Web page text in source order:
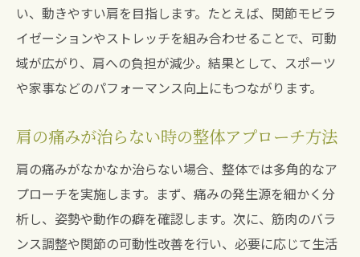
い、動きやすい肩を目指します。たとえば、関節モビラ
イゼーションやストレッチを組み合わせることで、可動
域が広がり、肩への負担が減少。結果として、スポーツ
や家事などのパフォーマンス向上にもつながります。
肩の痛みが治らない時の整体アプローチ方法
肩の痛みがなかなか治らない場合、整体では多角的なア
プローチを実施します。まず、痛みの発生源を細かく分
析し、姿勢や動作の癖を確認します。次に、筋肉のバラ
ンス調整や関節の可動性改善を行い、必要に応じて生活